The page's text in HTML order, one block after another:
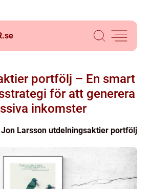
se
portfölj – En smart
för att generera
inkomster
Jon Larsson utdelningsaktier portfölj